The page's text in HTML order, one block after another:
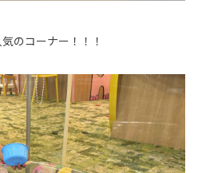
のコーナー！！！